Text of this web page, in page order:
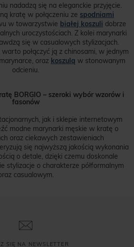
nadadzą się na eleganckie przyjęcie.
kratę w połączeniu ze spodniami
w towarzystwie białej koszuli dobrze
uroczystościach. Z kolei marynarki
się w casualowych stylizacjach.
połączyć ją z chinosami, w jednym
oraz koszulą w stonowanym
odcieniu.
BORGIO – szeroki wybór wzorów i
fasonów
jak i sklepie internetowym
modne marynarki męskie w kratę o
oraz ciekawych zestawieniach
się najwyższą jakością wykonania
o detale, dzięki czemu doskonale
stylizacje o charakterze półformalnym
casualowym.
SIĘ NA NEWSLETTER